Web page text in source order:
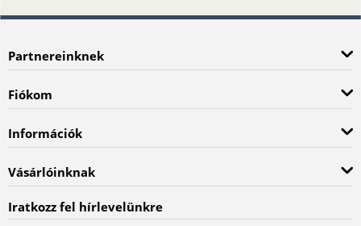
Partnereinknek
Fiókom
Információk
Vásárlóinknak
Iratkozz fel hírlevelünkre